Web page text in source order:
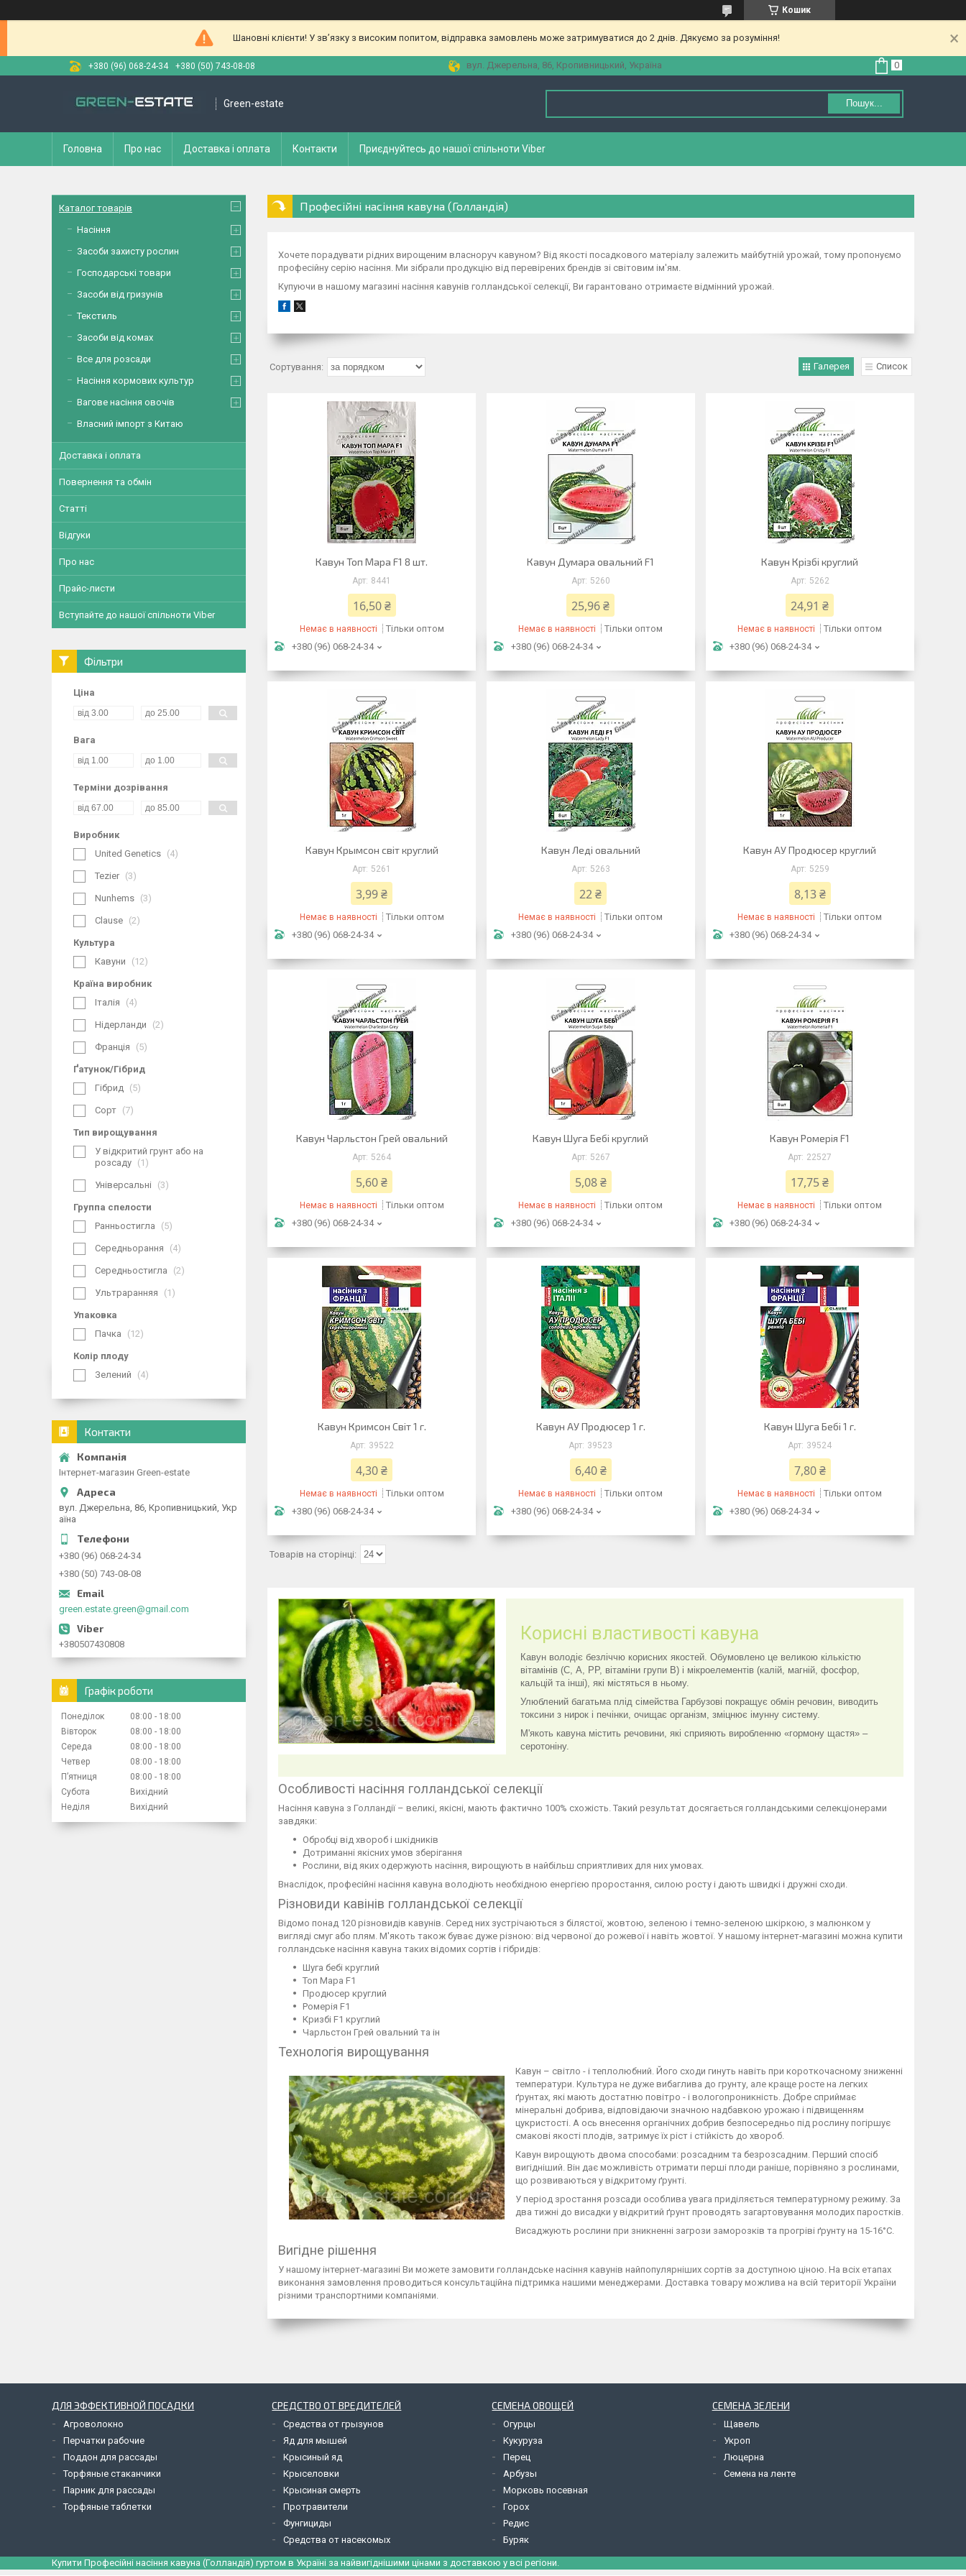
Кошик
Шановні клієнти! У зв’язку з високим попитом, відправка замовлень може затримуватися до 2 днів. Дякуємо за розуміння!
+380 (96) 068-24-34 +380 (50) 743-08-08 вул. Джерельна, 86, Кропивницький, Україна
Green-estate Пошук...
Головна Про нас Доставка і оплата Контакти Приєднуйтесь до нашої спільноти Viber
Професійні насіння кавуна (Голландія)
Хочете порадувати рідних вирощеним власноруч кавуном? Від якості посадкового матеріалу залежить майбутній урожай, тому пропонуємо
професійну серію насіння. Ми зібрали продукцію від перевірених брендів зі світовим ім'ям.
Купуючи в нашому магазині насіння кавунів голландської селекції, Ви гарантовано отримаєте відмінний урожай.
Галерея Список
Кавун Топ Мара F1 8 шт.
8441
16,50 ₴
Немає в наявності
Тільки оптом
+380 (96) 068-24-34
Кавун Думара овальний F1
5260
25,96 ₴
Немає в наявності
Тільки оптом
+380 (96) 068-24-34
Кавун Крізбі круглий
5262
24,91 ₴
Немає в наявності
Тільки оптом
+380 (96) 068-24-34
Кавун Крымсон світ круглий
5261
3,99 ₴
Немає в наявності
Тільки оптом
+380 (96) 068-24-34
Кавун Леді овальний
5263
22 ₴
Немає в наявності
Тільки оптом
+380 (96) 068-24-34
Кавун АУ Продюсер круглий
5259
8,13 ₴
Немає в наявності
Тільки оптом
+380 (96) 068-24-34
Кавун Чарльстон Грей овальний
5264
5,60 ₴
Немає в наявності
Тільки оптом
+380 (96) 068-24-34
Кавун Шуга Бебі круглий
5267
5,08 ₴
Немає в наявності
Тільки оптом
+380 (96) 068-24-34
Кавун Ромерія F1
22527
17,75 ₴
Немає в наявності
Тільки оптом
+380 (96) 068-24-34
Кавун Кримсон Світ 1 г.
39522
4,30 ₴
Немає в наявності
Тільки оптом
+380 (96) 068-24-34
Кавун АУ Продюсер 1 г.
39523
6,40 ₴
Немає в наявності
Тільки оптом
+380 (96) 068-24-34
Кавун Шуга Бебі 1 г.
39524
7,80 ₴
Немає в наявності
Тільки оптом
+380 (96) 068-24-34
Корисні властивості кавуна
Кавун володіє безліччю корисних якостей. Обумовлено це великою кількістю
вітамінів (С, А, РР, вітаміни групи В) і мікроелементів (калій, магній, фосфор,
кальцій та інші), які містяться в ньому.
Улюблений багатьма плід сімейства Гарбузові покращує обмін речовин, виводить
токсини з нирок і печінки, очищає організм, зміцнює імунну систему.
М'якоть кавуна містить речовини, які сприяють виробленню «гормону щастя» –
серотоніну.
Особливості насіння голландської селекції
Насіння кавуна з Голландії – великі, якісні, мають фактично 100% схожість. Такий результат досягається голландськими селекціонерами
завдяки:
Обробці від хвороб і шкідників
Дотриманні якісних умов зберігання
Рослини, від яких одержують насіння, вирощують в найбільш сприятливих для них умовах.
Внаслідок, професійні насіння кавуна володіють необхідною енергією проростання, силою росту і дають швидкі і дружні сходи.
Різновиди кавінів голландської селекції
Відомо понад 120 різновидів кавунів. Серед них зустрічаються з білястої, жовтою, зеленою і темно-зеленою шкіркою, з малюнком у
вигляді смуг або плям. М'якоть також буває дуже різною: від червоної до рожевої і навіть жовтої. У нашому інтернет-магазині можна купити
голландське насіння кавуна таких відомих сортів і гібридів:
Шуга бебі круглий
Топ Мара F1
Продюсер круглий
Ромерія F1
Кризбі F1 круглий
Чарльстон Грей овальний та ін
Технологія вирощування
Кавун – світло - і теплолюбний. Його сходи гинуть навіть при короткочасному зниженні
температури. Культура не дуже вибаглива до грунту, але краще росте на легких
ґрунтах, які мають достатню повітро - і вологопроникність. Добре сприймає
мінеральні добрива, відповідаючи значною надбавкою урожаю і підвищенням
цукристості. А ось внесення органічних добрив безпосередньо під рослину погіршує
смакові якості плодів, затримує їх ріст і стійкість до хвороб.
Кавун вирощують двома способами: розсадним та безрозсадним. Перший спосіб
вигідніший. Він дає можливість отримати перші плоди раніше, порівняно з рослинами,
що розвиваються у відкритому ґрунті.
У період зростання розсади особлива увага приділяється температурному режиму. За
два тижні до висадки у відкритий ґрунт проводять загартовування молодих паростків.
Висаджують рослини при зникненні загрози заморозків та прогріві ґрунту на 15-16°С.
Вигідне рішення
У нашому інтернет-магазині Ви можете замовити голландське насіння кавунів найпопулярніших сортів за доступною ціною. На всіх етапах
виконання замовлення проводиться консультаційна підтримка нашими менеджерами. Доставка товару можлива на всій території України
різними транспортними компаніями.
Каталог товарів
Насіння
Засоби захисту рослин
Господарські товари
Засоби від гризунів
Текстиль
Засоби від комах
Все для розсади
Насіння кормових культур
Вагове насіння овочів
Власний імпорт з Китаю
Доставка і оплата
Повернення та обмін
Статті
Відгуки
Про нас
Прайс-листи
Вступайте до нашої спільноти Viber
Фільтри
Ціна
Вага
Терміни дозрівання
Виробник
United Genetics
4
Tezier 3
Nunhems 3
Clause 2
Культура
Кавуни
12
Країна виробник
Італія
4
Нідерланди 2
Франція 5
Ґатунок/Гібрид
Гібрид
5
Сорт 7
Тип вирощування
У відкритий грунт або на
розсаду
1
Універсальні 3
Группа спелости
Ранньостигла
5
Середньорання 4
Середньостигла 2
Ультраранняя 1
Упаковка
Пачка
12
Колір плоду
Зелений
4
Контакти
Інтернет-магазин Green-estate
вул. Джерельна, 86, Кропивницький, Укр
аїна
+380 (96) 068-24-34
+380 (50) 743-08-08
green.estate.green@gmail.com
+380507430808
Графік роботи
Понеділок 08:00
18:00
Вівторок
08:00
18:00
Середа
08:00
18:00
Четвер
08:00
18:00
Пʼятниця
08:00
18:00
Субота
Вихідний
Неділя
Вихідний
ДЛЯ ЭФФЕКТИВНОЙ ПОСАДКИ
Агроволокно
Перчатки рабочие
Поддон для рассады
Торфяные стаканчики
Парник для рассады
Торфяные таблетки
СРЕДСТВО ОТ ВРЕДИТЕЛЕЙ
Средства от грызунов
Яд для мышей
Крысиный яд
Крыселовки
Крысиная смерть
Протравители
Фунгициды
Средства от насекомых
СЕМЕНА ОВОЩЕЙ
Огурцы
Кукуруза
Перец
Арбузы
Морковь посевная
Горох
Редис
Буряк
СЕМЕНА ЗЕЛЕНИ
Щавель
Укроп
Люцерна
Семена на ленте
Купити Професійні насіння кавуна (Голландія) гуртом в Україні за найвигіднішими цінами з доставкою у всі регіони.